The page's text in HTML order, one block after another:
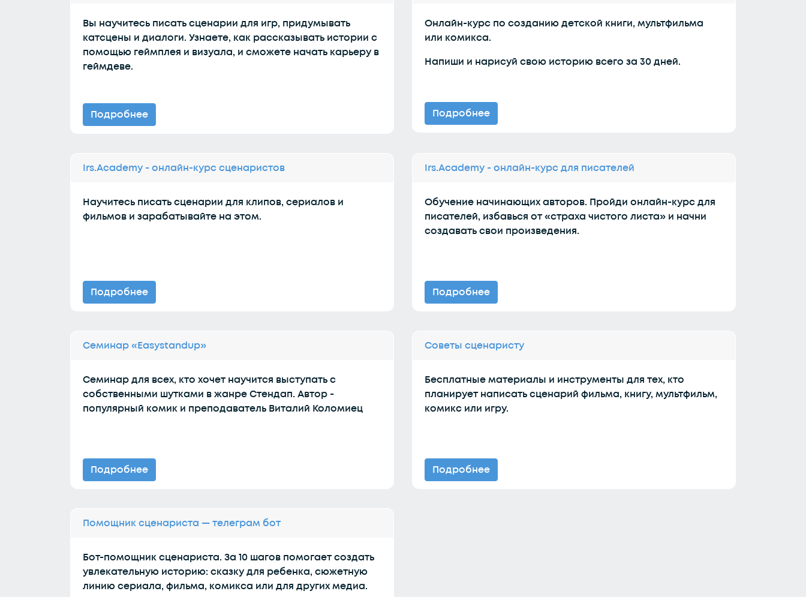
Вы научитесь писать сценарии для игр, придумывать
катсцены и диалоги. Узнаете, как рассказывать истории с
помощью геймплея и визуала, и сможете начать карьеру в
геймдеве.
Подробнее
Онлайн-курс по созданию детской книги, мультфильма
или комикса.
Напиши и нарисуй свою историю всего за 30 дней.
Подробнее
Irs.Academy - онлайн-курс сценаристов
Научитесь писать сценарии для клипов, сериалов и
фильмов и зарабатывайте на этом.
Подробнее
Irs.Academy - онлайн-курс для писателей
Обучение начинающих авторов. Пройди онлайн-курс для
писателей, избавься от «страха чистого листа» и начни
создавать свои произведения.
Подробнее
Семинар «Easystandup»
Семинар для всех, кто хочет научится выступать с
собственными шутками в жанре Стендап. Автор -
популярный комик и преподаватель Виталий Коломиец
Подробнее
Советы сценаристу
Бесплатные материалы и инструменты для тех, кто
планирует написать сценарий фильма, книгу, мультфильм,
комикс или игру.
Подробнее
Помощник сценариста — телеграм бот
Бот-помощник сценариста. За 10 шагов помогает создать
увлекательную историю: сказку для ребенка, сюжетную
линию сериала, фильма, комикса или для других медиа.